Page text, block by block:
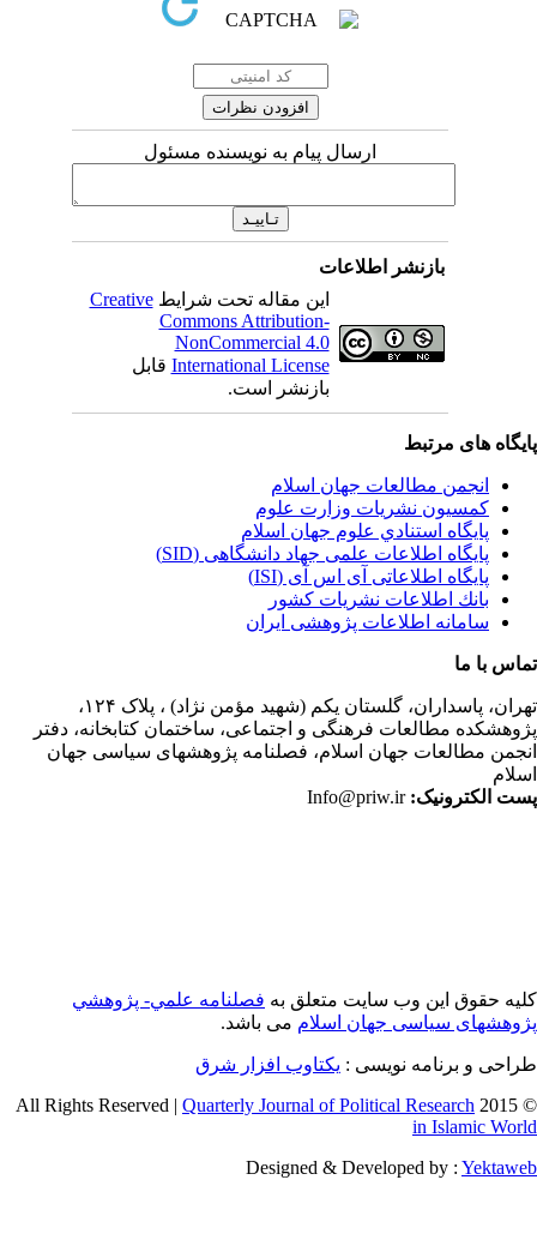
ارسال پیام به نویسنده مسئول
بازنشر اطلاعات
این مقاله تحت شرایطCreative
Commons Attribution-
NonCommercial 4.0
International Licenseقابل
بازنشر است.
های مرتبط
انجمن مطالعات جهان اسلام
کمسیون نشریات وزارت علوم
پايگاه استنادي علوم جهان اسلام
پایگاه اطلاعات علمی جهاد دانشگاهی (SID)
پایگاه اطلاعاتی آی اس آی (ISI)
بانك اطلاعات نشريات كشور
سامانه اطلاعات پژوهشی ایران
با ما
پاسداران، گلستان یکم (شهید مؤمن نژاد) ، پلاک ۱۲۴،
مطالعات فرهنگی و اجتماعی، ساختمان کتابخانه، دفتر
مطالعات جهان اسلام، فصلنامه پژوهشهای سیاسی جهان
الکترونیک:Info@priw.ir
حقوق این وب سایت متعلق بهفصلنامه علمي- پژوهشي
سیاسی جهان اسلاممی باشد.
و برنامه نویسی : یکتاوب افزار شرق
©
Quarterly Journal of Political Research
in Islamic
Designed & Developed by :